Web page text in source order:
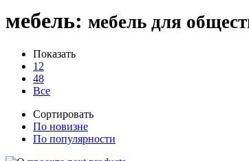
мебель: мебель для
Показать
12
48
Все
Сортировать
По новизне
По популярности